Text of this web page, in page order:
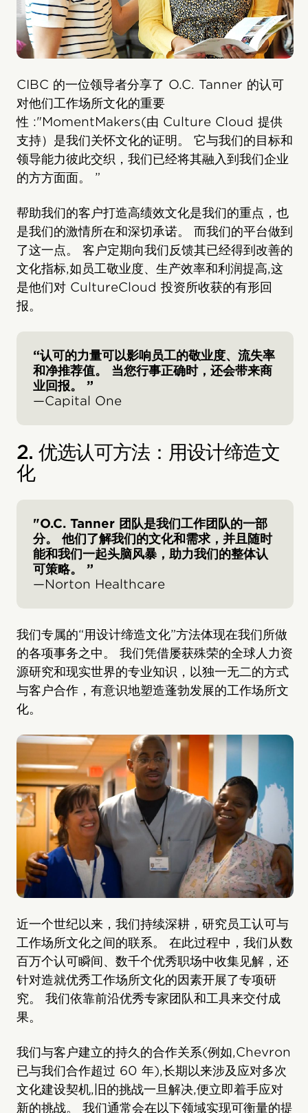
CIBC 的一位领导者分享了 O.C. Tanner 的认可
对他们工作场所文化的重要
性 :"MomentMakers(由 Culture Cloud 提供
支持）是我们关怀文化的证明。 它与我们的目标和
领导能力彼此交织，我们已经将其融入到我们企业
的方方面面。 ”
帮助我们的客户打造高绩效文化是我们的重点，也
是我们的激情所在和深切承诺。 而我们的平台做到
了这一点。 客户定期向我们反馈其已经得到改善的
文化指标,如员工敬业度、生产效率和利润提高,这
是他们对 CultureCloud 投资所收获的有形回
报。
“认可的力量可以影响员工的敬业度、流失率
和净推荐值。 当您行事正确时，还会带来商
业回报。 ”
—Capital One
2. 优选认可方法：用设计缔造文
化
"O.C. Tanner 团队是我们工作团队的一部
分。 他们了解我们的文化和需求，并且随时
能和我们一起头脑风暴，助力我们的整体认
可策略。 ”
—Norton Healthcare
我们专属的“用设计缔造文化”方法体现在我们所做
的各项事务之中。 我们凭借屡获殊荣的全球人力资
源研究和现实世界的专业知识，以独一无二的方式
与客户合作，有意识地塑造蓬勃发展的工作场所文
化。
近一个世纪以来，我们持续深耕，研究员工认可与
工作场所文化之间的联系。 在此过程中，我们从数
百万个认可瞬间、数千个优秀职场中收集见解，还
针对造就优秀工作场所文化的因素开展了专项研
究。 我们依靠前沿优秀专家团队和工具来交付成
果。
我们与客户建立的持久的合作关系(例如,Chevron
已与我们合作超过 60 年),长期以来涉及应对多次
文化建设契机,旧的挑战一旦解决,便立即着手应对
新的挑战。 我们通常会在以下领域实现可衡量的提